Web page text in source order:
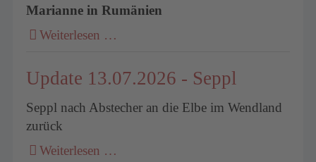
Marianne in Rumänien
Weiterlesen …
Update 13.07.2026 - Seppl
Seppl nach Abstecher an die Elbe im Wendland
zurück
Weiterlesen …